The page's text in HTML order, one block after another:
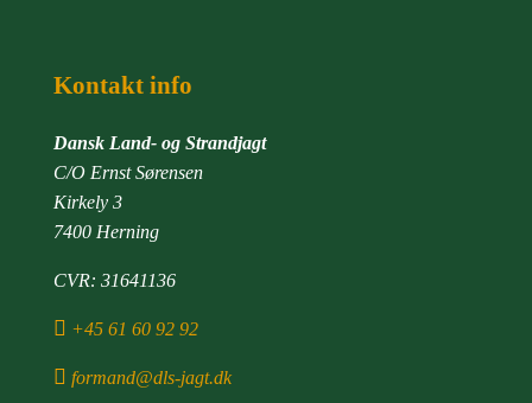
Kontakt info
Dansk Land- og Strandjagt
C/O Ernst Sørensen
Kirkely 3
7400 Herning
CVR: 31641136
 +45 61 60 92 92
 formand@dls-jagt.dk